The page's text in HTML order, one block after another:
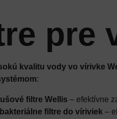
pre
kvalitu vody vo vírivke
:
filtre Wellis – efektívne
filtre do víriviek –